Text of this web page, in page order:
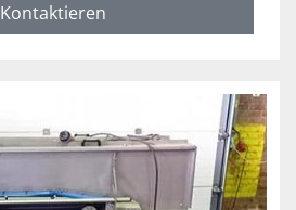
Kontaktieren